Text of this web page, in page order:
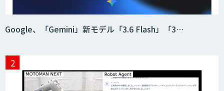
Google、「Gemini」新モデル「3.6 Flash」「3…